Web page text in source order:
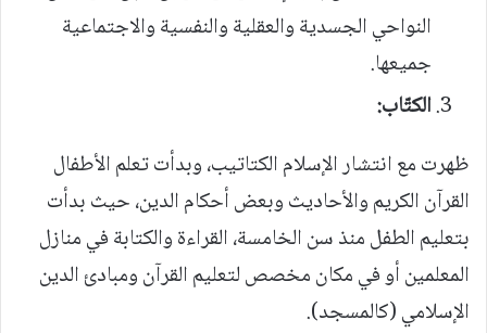
النواحي الجسدية والعقلية والنفسية والاجتماعية
جميعها.
الكتّاب:
ظهرت مع انتشار الإسلام الكتاتيب، وبدأت تعلم الأطفال
القرآن الكريم والأحاديث وبعض أحكام الدين، حيث بدأت
بتعليم الطفل منذ سن الخامسة، القراءة والكتابة في منازل
المعلمين أو في مكان مخصص لتعليم القرآن ومبادئ الدين
الإسلامي (كالمسجد).